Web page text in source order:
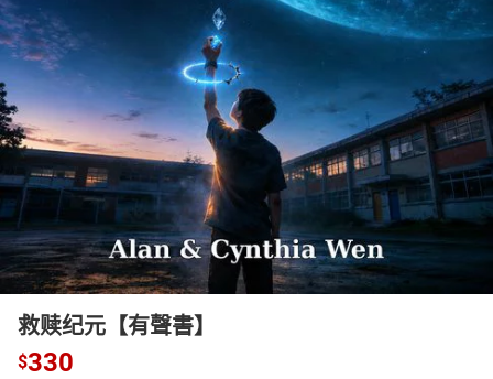
女裝 男裝 化妝保養 情趣用品
日本購物 電子/紙本書
HOT
救赎纪元【有聲書】
$330